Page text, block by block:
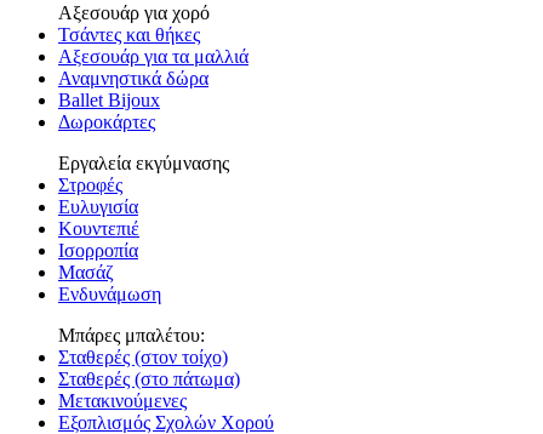
Αξεσουάρ για χορό
Τσάντες και θήκες
Αξεσουάρ για τα μαλλιά
Αναμνηστικά δώρα
Ballet Bijoux
Δωροκάρτες
Εργαλεία εκγύμνασης
Στροφές
Ευλυγισία
Κουντεπιέ
Ισορροπία
Μασάζ
Ενδυνάμωση
Μπάρες μπαλέτου:
Σταθερές (στον τοίχο)
Σταθερές (στο πάτωμα)
Μετακινούμενες
Εξοπλισμός Σχολών Χορού